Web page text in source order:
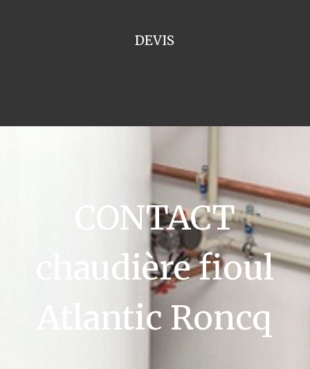
DEVIS
CONTACT
chaudière fioul
Atlantic Roncq